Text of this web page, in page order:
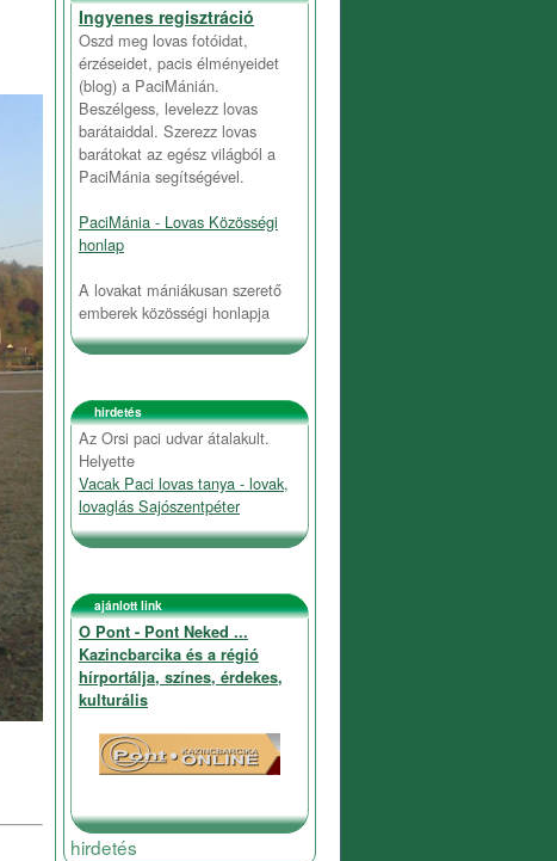
Ingyenes regisztráció
Oszd meg lovas fotóidat,
érzéseidet, pacis élményeidet
(blog) a PaciMánián.
Beszélgess, levelezz lovas
barátaiddal. Szerezz lovas
barátokat az egész világból a
PaciMánia segítségével.
PaciMánia - Lovas Közösségi
honlap
A lovakat mániákusan szerető
emberek közösségi honlapja
hirdetés
Az Orsi paci udvar átalakult.
Helyette
Vacak Paci lovas tanya - lovak,
lovaglás Sajószentpéter
ajánlott link
O Pont - Pont Neked ...
Kazincbarcika és a régió
hírportálja, színes, érdekes,
kulturális
hirdetés